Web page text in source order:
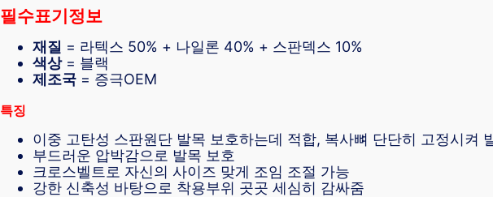
필수표기정보
재질 = 라텍스 50% + 나일론 40% + 스판덱스 10%
색상= 블랙
제조국 = 증극OEM
특징
이중 고탄성 스판원단 발목 보호하는데 적합, 복사뼈 단단히 고정시켜
부드러운 압박감으로 발목 보호
크로스벨트로 자신의 사이즈 맞게 조임 조절 가능
강한 신축성 바탕으로 착용부위 곳곳 세심히 감싸줌